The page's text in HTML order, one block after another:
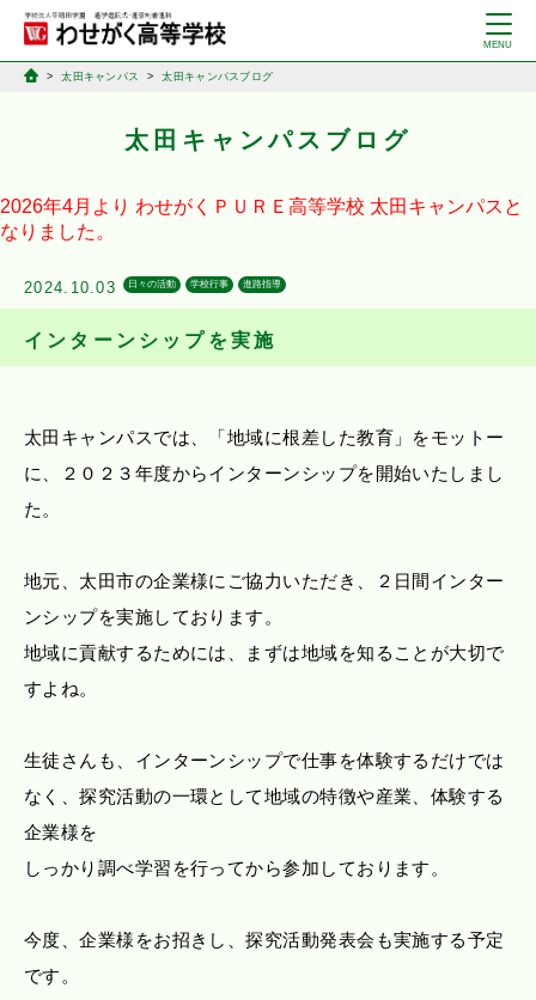
太田キャンパス 太田キャンパスブログ
太田キャンパスブログ
2026年4月より わせがくＰＵＲＥ高等学校 太田キャンパスと
なりました。
2024.10.03 日々の活動 学校行事 進路指導
インターンシップを実施
太田キャンパスでは、「地域に根差した教育」をモットー
に、２０２３年度からインターンシップを開始いたしまし
た。
地元、太田市の企業様にご協力いただき、２日間インター
ンシップを実施しております。
地域に貢献するためには、まずは地域を知ることが大切で
すよね。
生徒さんも、インターンシップで仕事を体験するだけでは
なく、探究活動の一環として地域の特徴や産業、体験する
企業様を
しっかり調べ学習を行ってから参加しております。
今度、企業様をお招きし、探究活動発表会も実施する予定
です。